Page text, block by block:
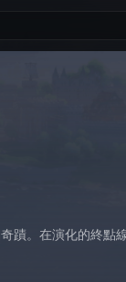
蹟。在演化的終